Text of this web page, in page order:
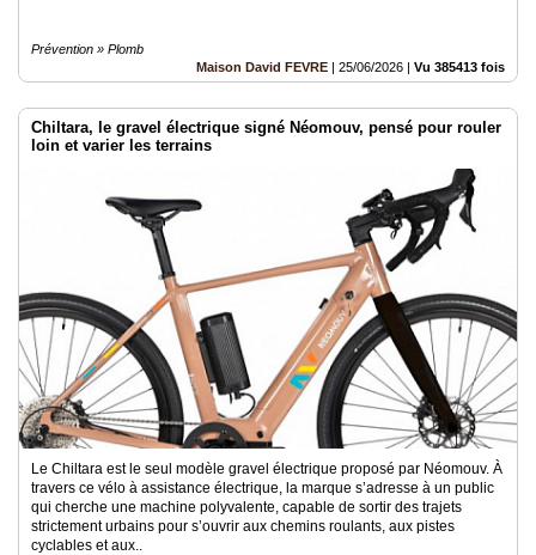
Prévention » Plomb
Maison David FEVRE | 25/06/2026 | Vu 385413 fois
Chiltara, le gravel électrique signé Néomouv, pensé pour rouler
loin et varier les terrains
Le Chiltara est le seul modèle gravel électrique proposé par Néomouv. À
travers ce vélo à assistance électrique, la marque s’adresse à un public
qui cherche une machine polyvalente, capable de sortir des trajets
strictement urbains pour s’ouvrir aux chemins roulants, aux pistes
cyclables et aux..